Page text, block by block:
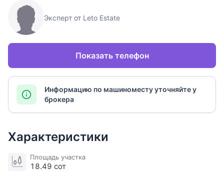
Эксперт от Leto Estate
Показать телефон
Информацию по машиноместу уточняйте у
брокера
Характеристики
Площадь участка
18.49 сот